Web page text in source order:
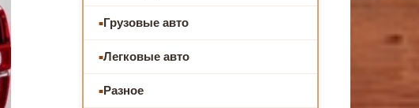
Грузовые авто
Легковые авто
Разное